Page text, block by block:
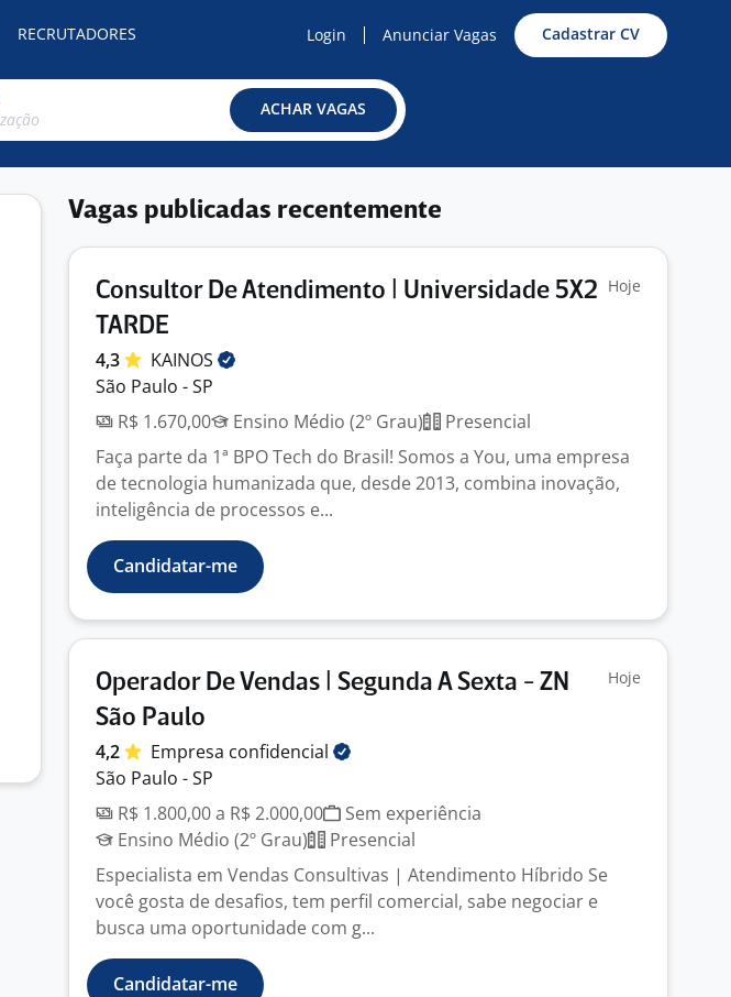
RECRUTADORES Login Anunciar Vagas Cadastrar CV
ACHAR VAGAS
Vagas publicadas recentemente
Consultor De Atendimento | Universidade 5X2
TARDE
Hoje
4,3
KAINOS
São Paulo - SP
R$ 1.670,00
Ensino Médio (2º Grau)
Presencial
Faça parte da 1ª BPO Tech do Brasil! Somos a You, uma empresa
de tecnologia humanizada que, desde 2013, combina inovação,
inteligência de processos e...
Candidatar-me
Operador De Vendas | Segunda A Sexta - ZN
São Paulo
Hoje
4,2 Empresa confidencial
São Paulo - SP
R$ 1.800,00 a R$ 2.000,00
Sem experiência
Ensino Médio (2º Grau)
Presencial
Especialista em Vendas Consultivas | Atendimento Híbrido Se
você gosta de desafios, tem perfil comercial, sabe negociar e
busca uma oportunidade com g...
Candidatar-me